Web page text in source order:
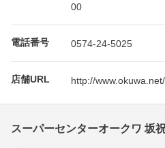
00
電話番号 0574-24-5025
店舗URL http://www.okuwa.net/
スーパーセンターオークワ 坂